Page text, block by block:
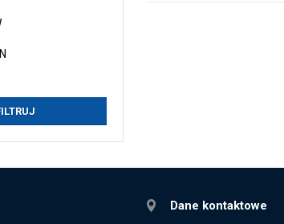
Dane kontaktowe